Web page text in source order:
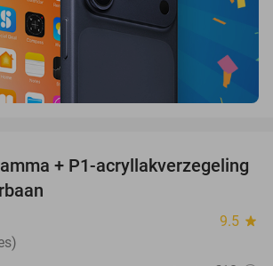
39%
+ P1-acryllakverzegeling
9.5 star